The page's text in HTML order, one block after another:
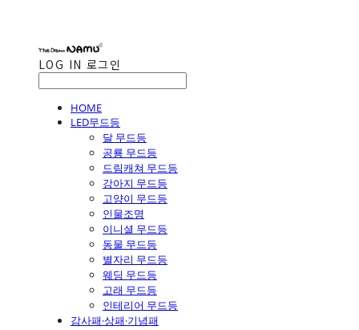
LOG IN 로그인
HOME
LED무드등
달 무드등
공룡 무드등
드림캐쳐 무드등
강아지 무드등
고양이 무드등
인물조명
이니셜 무드등
동물 무드등
별자리 무드등
웨딩 무드등
고래 무드등
인테리어 무드등
감사패·상패·기념패